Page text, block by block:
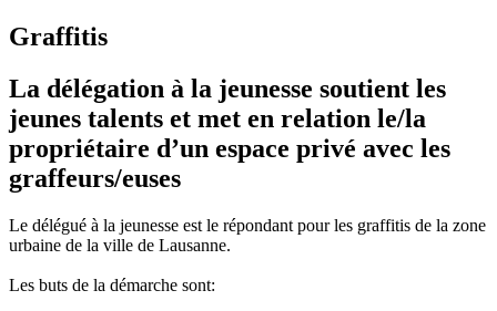
Graffitis
La délégation à la jeunesse soutient les
jeunes talents et met en relation le/la
propriétaire d’un espace privé avec les
graffeurs/euses
Le délégué à la jeunesse est le répondant pour les graffitis de la zone
urbaine de la ville de Lausanne.
Les buts de la démarche sont: